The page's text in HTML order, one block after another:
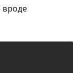
вроде